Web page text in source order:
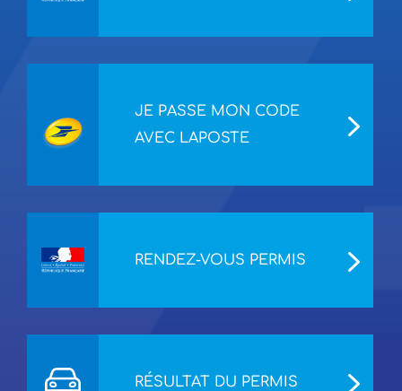
JE PASSE MON CODE
AVEC LAPOSTE
RENDEZ-VOUS PERMIS
RÉSULTAT DU PERMIS